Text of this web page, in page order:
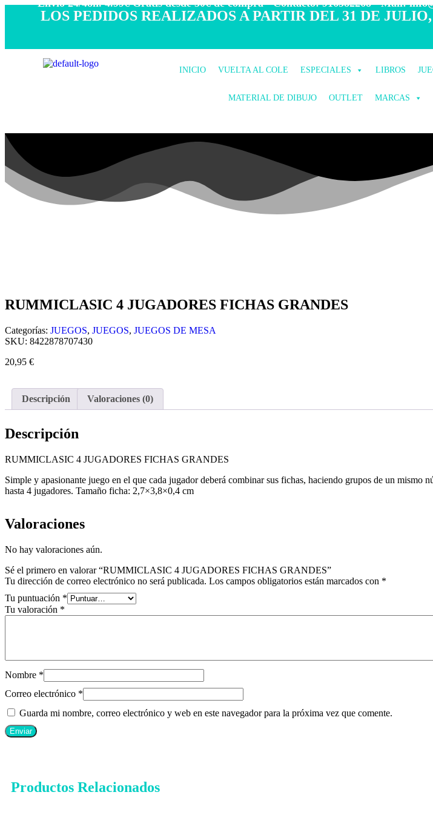
- Envío 24/48h. 4.99€ Gratis desde 50€ de compra - Contacto: 916582268 - Mail:
LOS PEDIDOS REALIZADOS A PARTIR DEL 31 DE
INICIO VUELTA AL COLE ESPECIALES LIBROS
MATERIAL DE DIBUJO OUTLET MARCAS
RUMMICLASIC 4 JUGADORES FICHAS GRANDES
Categorías: JUEGOS, JUEGOS, JUEGOS DE MESA
SKU: 8422878707430
20,95 €
Descripción Valoraciones (0)
Descripción
RUMMICLASIC 4 JUGADORES FICHAS GRANDES
Simple y apasionante juego en el que cada jugador deberá combinar sus fichas, haciendo grupos de un
hasta 4 jugadores. Tamaño ficha: 2,7×3,8×0,4 cm
Valoraciones
No hay valoraciones aún.
Sé el primero en valorar “RUMMICLASIC 4 JUGADORES FICHAS GRANDES”
Tu dirección de correo electrónico no será publicada. Los campos obligatorios están marcados con *
Tu puntuación *
Tu valoración *
Nombre *
Correo electrónico *
Guarda mi nombre, correo electrónico y web en este navegador para la próxima vez que comente.
Productos Relacionados